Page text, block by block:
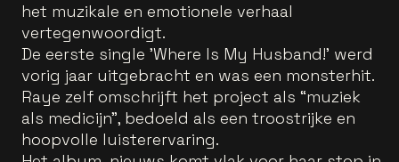
het muzikale en emotionele verhaal
vertegenwoordigt.
De eerste single 'Where Is My Husband!' werd
vorig jaar uitgebracht en was een monsterhit.
Raye zelf omschrijft het project als “muziek
als medicijn”, bedoeld als een troostrijke en
hoopvolle luisterervaring.